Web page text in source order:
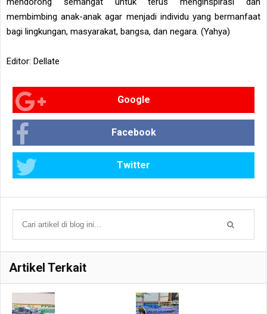
membimbing anak-anak agar menjadi individu yang bermanfaat
bagi lingkungan, masyarakat, bangsa, dan negara. (Yahya)
Editor: Dellate
Google
Facebook
Twitter
Artikel Terkait